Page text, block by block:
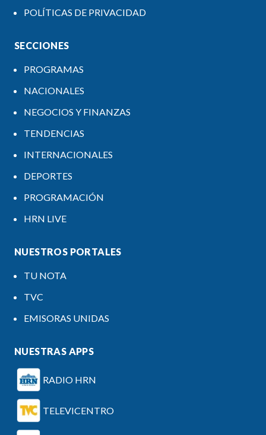
POLÍTICAS DE PRIVACIDAD
SECCIONES
PROGRAMAS
NACIONALES
NEGOCIOS Y FINANZAS
TENDENCIAS
INTERNACIONALES
DEPORTES
PROGRAMACIÓN
HRN LIVE
NUESTROS PORTALES
TU NOTA
TVC
EMISORAS UNIDAS
NUESTRAS APPS
RADIO HRN
TELEVICENTRO